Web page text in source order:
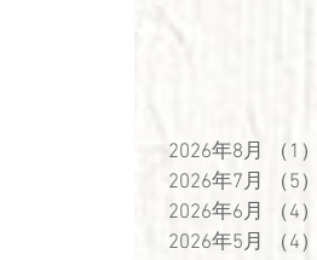
2026年8月 （1）
2026年7月
（5）
2026年6月
（4）
2026年5月
（4）